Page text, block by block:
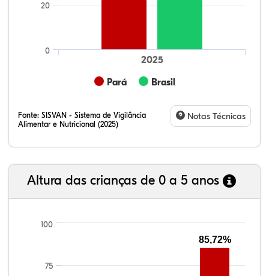
Pará Brasil
2025
0
20
Fonte: SISVAN - Sistema de Vigilância
Alimentar e Nutricional (2025)
Notas Técnicas
Altura das crianças de 0 a 5 anos
100
75
85,72%